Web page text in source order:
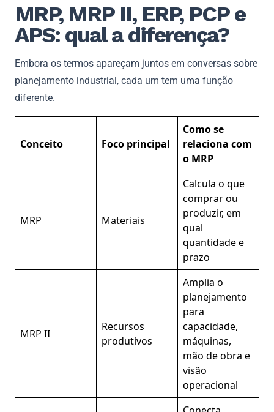
MRP, MRP II, ERP, PCP e
APS: qual a diferença?
Embora os termos apareçam juntos em conversas sobre
planejamento industrial, cada um tem uma função
diferente.
Conceito Foco principal
Como se
relaciona com
o MRP
MRP Materiais
Calcula o que
comprar ou
produzir, em
qual
quantidade e
prazo
MRP II
Recursos
produtivos
Amplia o
planejamento
para
capacidade,
máquinas,
mão de obra e
visão
operacional